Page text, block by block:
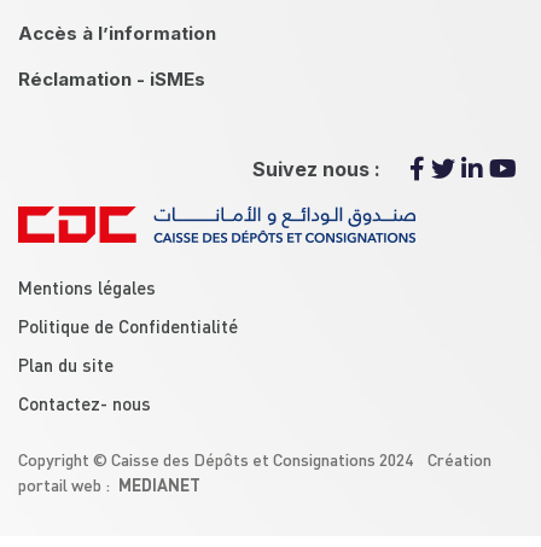
Accès à l’information
Réclamation - iSMEs
Suivez nous :
Mentions légales
Politique de Confidentialité
Plan du site
Contactez- nous
Copyright © Caisse des Dépôts et Consignations 2024 Création
portail web : MEDIANET